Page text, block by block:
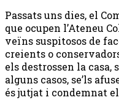
Passats uns dies, el
que ocupen l’Ateneu
veïns suspitosos de
creients o
els destrossen la casa,
alguns casos, se’ls
és jutjat i condemnat